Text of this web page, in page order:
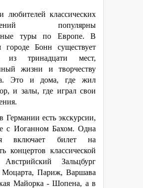
любителей классических
популярны
туры по Европе. В
городе Бонн существует
из тринадцати мест,
жизни и творчеству
Это и дома, где жил
и залы, где играл свои
Германии есть экскурсии,
с Иоганном Бахом. Одна
включает билет на
концертов классической
Зальцбург
Моцарта, Париж, Варшава
Майорка - Шопена, а в